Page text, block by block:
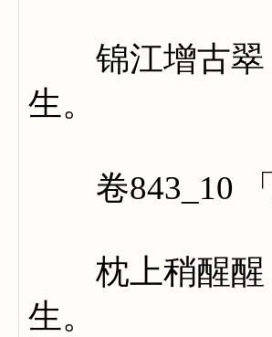
锦江增古翠
生。
卷843_10 「
枕上稍醒醒
生。